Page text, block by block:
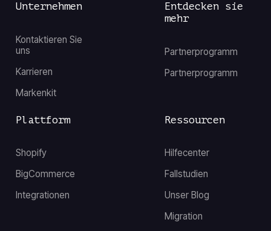
Unternehmen
Kontaktieren Sie
uns
Karrieren
Markenkit
Ressourcen
Hilfecenter
Fallstudien
Unser Blog
Migration
Entdecken sie
mehr
Partnerprogramm
Partnerprogramm
Plattform
Shopify
BigCommerce
Integrationen